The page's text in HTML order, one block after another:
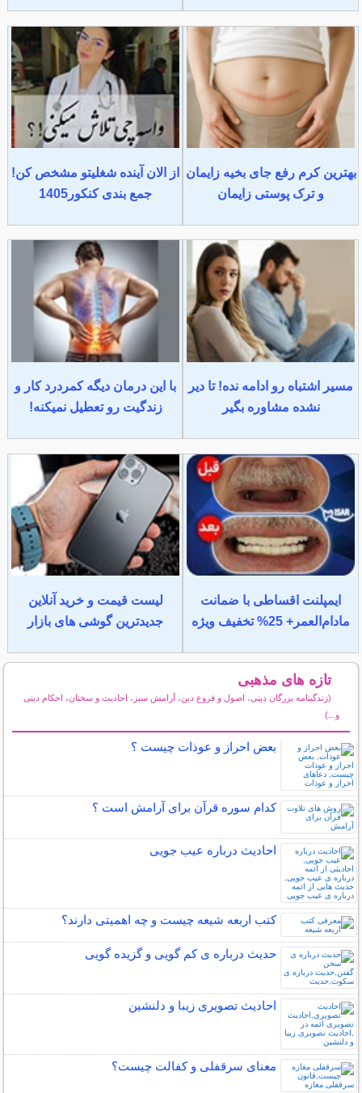
بهترین کرم رفع جای بخیه زایمان
و ترک پوستی زایمان
از الان آینده شغلیتو مشخص کن!
جمع بندی کنکور1405
مسیر اشتباه رو ادامه نده! تا دیر
نشده مشاوره بگیر
با این درمان دیگه کمردرد کار و
زندگیت رو تعطیل نمیکنه!
ایمپلنت اقساطی با ضمانت
مادام‌العمر+ 25% تخفیف ویژه
لیست قیمت و خرید آنلاین
جدیدترین گوشی های بازار
تازه های مذهبی
(زندگینامه بزرگان دینی، اصول و فروع دین، آرامش سبز، احادیث و سخنان، احکام دینی
و...)
بعض احراز و عوذات چیست ؟
کدام سوره قرآن برای آرامش است ؟
احادیث درباره عیب جویی
کتب اربعه شیعه چیست و چه اهمیتی دارند؟
حدیث درباره ی کم گویی و گزیده گویی
احادیث تصویری زیبا و دلنشین
معنای سرقفلی و کفالت چیست؟